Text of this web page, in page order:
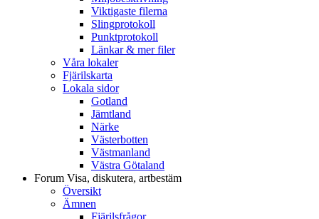
Viktigaste filerna
Slingprotokoll
Punktprotokoll
Länkar & mer filer
Våra lokaler
Fjärilskarta
Lokala sidor
Gotland
Jämtland
Närke
Västerbotten
Västmanland
Västra Götaland
Forum Visa, diskutera, artbestäm
Översikt
Ämnen
Fjärilsfrågor